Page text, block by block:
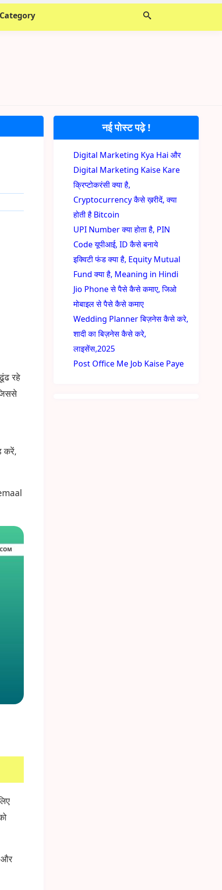
रहे
करें,
और
नई पोस्ट पढ़े !
Digital Marketing Kya Hai और
Digital Marketing Kaise Kare
क्रिप्टोकरंसी क्या है,
Cryptocurrency कैसे ख़रीदें, क्या
होती है Bitcoin
UPI Number क्या होता है, PIN
Code यूपीआई, ID कैसे बनाये
इक्विटी फंड क्या है, Equity Mutual
Fund क्या है, Meaning in Hindi
Jio Phone से पैसे कैसे कमाए, जिओ
मोबाइल से पैसे कैसे कमाए
Wedding Planner बिज़नेस कैसे करे,
शादी का बिज़नेस कैसे करे,
लाइसेंस,2025
Post Office Me Job Kaise Paye